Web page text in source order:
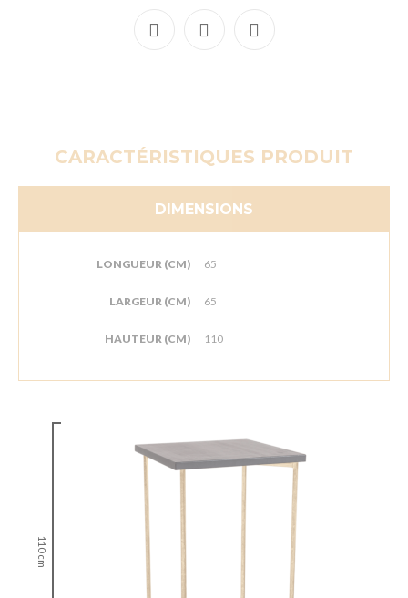
CARACTÉRISTIQUES PRODUIT
DIMENSIONS
LONGUEUR (CM) 65
LARGEUR (CM) 65
HAUTEUR (CM) 110
110 cm